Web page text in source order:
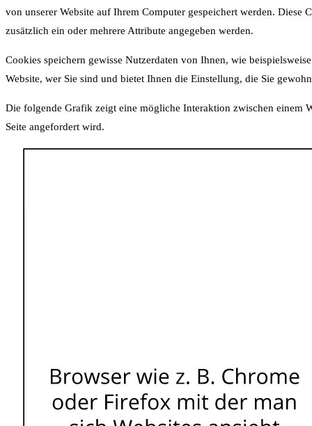
von unserer Website auf Ihrem Computer gespeichert werden.
zusätzlich ein oder mehrere Attribute angegeben werden.
Cookies speichern gewisse Nutzerdaten von Ihnen, wie
Website, wer Sie sind und bietet Ihnen die Einstellung, die Sie
Die folgende Grafik zeigt eine mögliche Interaktion zwischen einem
Seite angefordert wird.